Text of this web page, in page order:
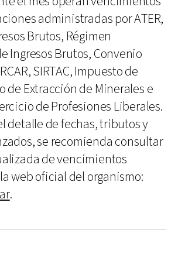
administradas por ATER,
Brutos, Régimen
Ingresos Brutos, Convenio
SIRTAC, Impuesto de
de Extracción de Minerales e
de Profesiones Liberales.
detalle de fechas, tributos y
se recomienda consultar
de vencimientos
web oficial del organismo:
.